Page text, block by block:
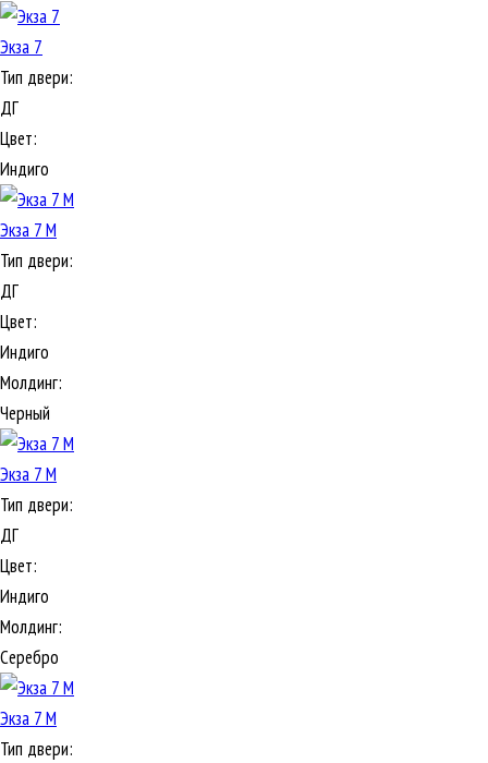
Экза 7
Тип двери:
ДГ
Цвет:
Индиго
Экза 7 М
Тип двери:
ДГ
Цвет:
Индиго
Молдинг:
Черный
Экза 7 М
Тип двери:
ДГ
Цвет:
Индиго
Молдинг:
Серебро
Экза 7 М
Тип двери: